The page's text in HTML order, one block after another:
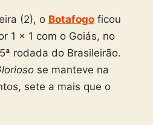
(2), o Botafogoficou
1 x 1 com o Goiás, no
rodada do Brasileirão.
se manteve na
sete a mais que o